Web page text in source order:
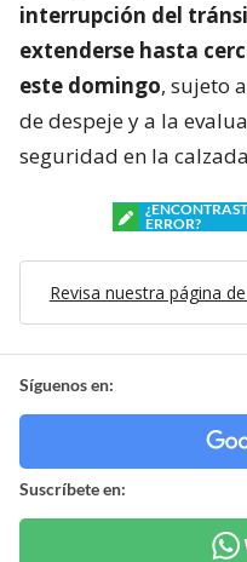
interrupción del
extenderse hasta
este domingo, sujeto
de despeje y a la
seguridad en la
ERROR?
Revisa nuestra página
Síguenos en:
Suscríbete en: